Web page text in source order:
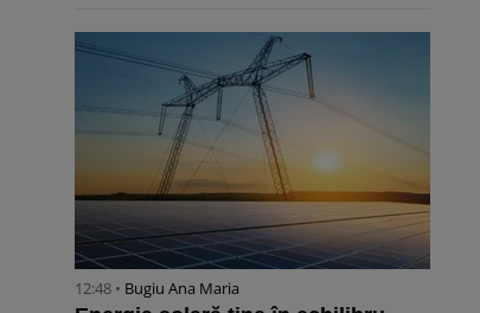
12:48 • Bugiu ⁠Ana Maria